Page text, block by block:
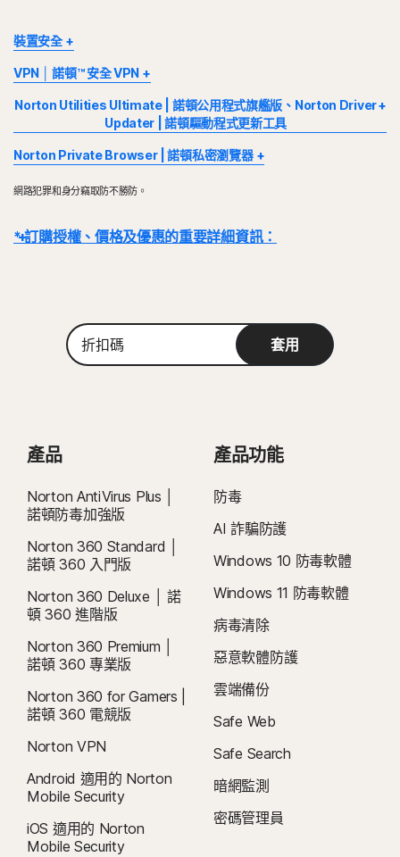
裝置安全
部分裝置及平台無法使用所有功能。部分功能僅供 Norton Small
雲端備份及 SafeCam 功能不適用於 MacOS、S 模式下的 Windows
以及在 ARM 處理器上執行的 Windows。
Windows™ 作業系統
配備 ARM 處理器且在 S 模式下 Microsoft Windows 11。
ARM32) 版本 1803 及更新版本。
部分現行 Norton 裝置安全和 Norton VPN 產品與採用
Windows 作業系統的 ARM 裝置不相容。
Android™ 作業系統
式。不支援多重使用者模式。
ColorOS 7.1 或更新版本。必須安裝 Google Play 應用程
目前不支援的功能：雲端備份、SafeCam、防火牆。
執行最新版與前兩版 Apple® iOS 的 iPhone 或 iPad。
目前不支援的功能：雲端備份、SafeCam、防火牆。
VPN │ 諾頓™ 安全 VPN
Norton VPN 適用於 Windows™ 個人電腦、Mac®、iOS 和
Android™ 裝置。此功能可於訂閱效期內保護特定數量的裝置。VPN
Microsoft Windows 11/10 (除 S 模式 Windows 11/10 之外
Microsoft Windows 8/8.1 (所有版本)。
Microsoft Windows 7 (32 位元和 64 位元) 含 Service
Mac® 作業系統
Mac 作業系統 X 10.13.x 或更新版本。
執行最新版與前兩版 Apple® iOS 的 iPhone 或 iPad。
Norton Utilities Ultimate | 諾頓公用程式旗艦版、Norton Driver
Updater | 諾頓驅動程式更新工具
Windows™ 作業系統
Microsoft Windows 11/10 (所有版本)，不包括在 Arm 上執
Mobile、IoT、Starter 與 RT 版本。
Windows 8/8.1 (所有版本)，Windows 8 開始畫面除外。
Norton Private Browser | 諾頓私密瀏覽器
Windows™ 作業系統
行的 Windows、S 模式的 Windows 以及 Mixed Reality、
Apple macOS 13.x (Ventura)
Apple macOS 14.x (Sonoma)
Apple macOS 15.x (Sequoia)
iOS 作業系統
iOS 15.0 或更高版本。
網路犯罪和身分竊取防不勝防。
* 訂購授權、價格及優惠的重要詳細資訊：
在試用期結束前取消，否則將在之後收取費用。
若在計費前取消續購，則不會自動續購訂閱。續購付款按年計費 (最多
取消和退款：
您可於初始購買的 14 天內取消任何每月訂閱合約，或於付款的
60 天內取消任何年度訂閱合約，並取得全額退款。如需詳細資料，請參閱我
們的《取消和退款政策》 如要取消合約或要求退款，請按下此處
Utilities Ultimate、Driver Updater、軟體更新程式及雲端備份功能僅適用於
Windows (不包括處於 S 模式的 Windows 及採用 ARM 處理器的 Windows)。
有關您當地的支援時間和聯絡資訊細節，請造訪我們的網站：
https://www.norton.com/globalsupport 。
在預設情況下，暗網監測僅會監控您的電子郵件地址，且會立即啟動監測功能。
登入您的帳戶輸入更多資訊，以開始進行監測。
折
扣
碼
套用
產品
Norton AntiVirus Plus │
諾頓防毒加強版
Norton 360 Standard │
諾頓 360 入門版
Norton 360 Deluxe │ 諾
頓 360 進階版
Norton 360 Premium │
諾頓 360 專業版
Norton 360 for Gamers |
諾頓 360 電競版
Norton VPN
Android 適用的 Norton
Mobile Security
iOS 適用的 Norton
Mobile Security
產品功能
防毒
AI 詐騙防護
Windows 10 防毒軟體
Windows 11 防毒軟體
病毒清除
惡意軟體防護
雲端備份
Safe Web
Safe Search
暗網監測
密碼管理員